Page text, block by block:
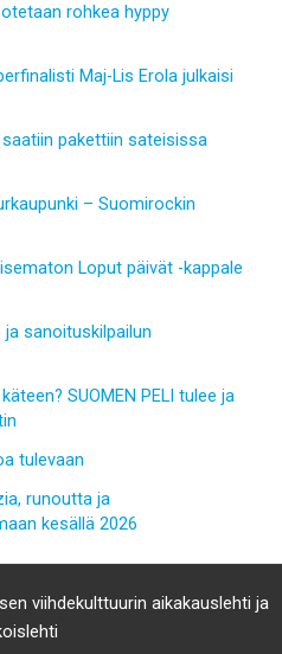
rohkea hyppy
Maj-Lis Erola julkaisi
pakettiin sateisissa
– Suomirockin
Loput päivät -kappale
sanoituskilpailun
SUOMEN PELI tulee ja
tulevaan
runoutta ja
kesällä 2026
viihdekulttuurin aikakauslehti ja